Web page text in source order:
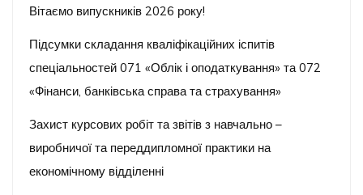
Вітаємо випускників 2026 року!
Підсумки складання кваліфікаційних іспитів
спеціальностей 071 «Облік і оподаткування» та 072
«Фінанси, банківська справа та страхування»
Захист курсових робіт та звітів з навчально –
виробничої та переддипломної практики на
економічному відділенні